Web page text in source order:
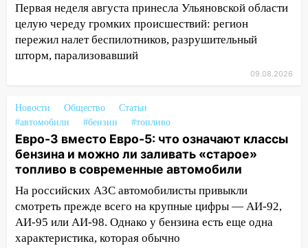
13:46 Сильный ветер сорвал крышу с
СТО на проспекте Созидателей
13:35
Непогода продолжает бить по
транспорту: в Ульяновске трамвай
13:22
Упавшие деревья перекрыли
дороги в Ульяновске: фото
13:17
Непогода в Ульяновске не
закончится сегодня: сильные ливни
сохранятся 9 августа
13:15 Трижды «брал в долг» без спроса:
житель Вешкаймского района похитил у
знакомого 191 тысячу рублей
Первая неделя августа принесла Ульяновской области
целую череду громких происшествий: регион
пережил налет беспилотников, разрушительный
шторм, парализовавший
09.08.2026
Новости Общество
Статьи
#автомобили
#бензин #топливо
Евро-3 вместо Евро-5: что означают классы
бензина и можно ли заливать «старое»
топливо в современные автомобили
На российских АЗС автомобилисты привыкли
смотреть прежде всего на крупные цифры — АИ-92,
АИ-95 или АИ-98. Однако у бензина есть еще одна
характеристика, которая обычно